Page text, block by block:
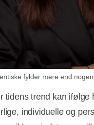
fylder mere end
tidens trend kan ifølge
individuelle og